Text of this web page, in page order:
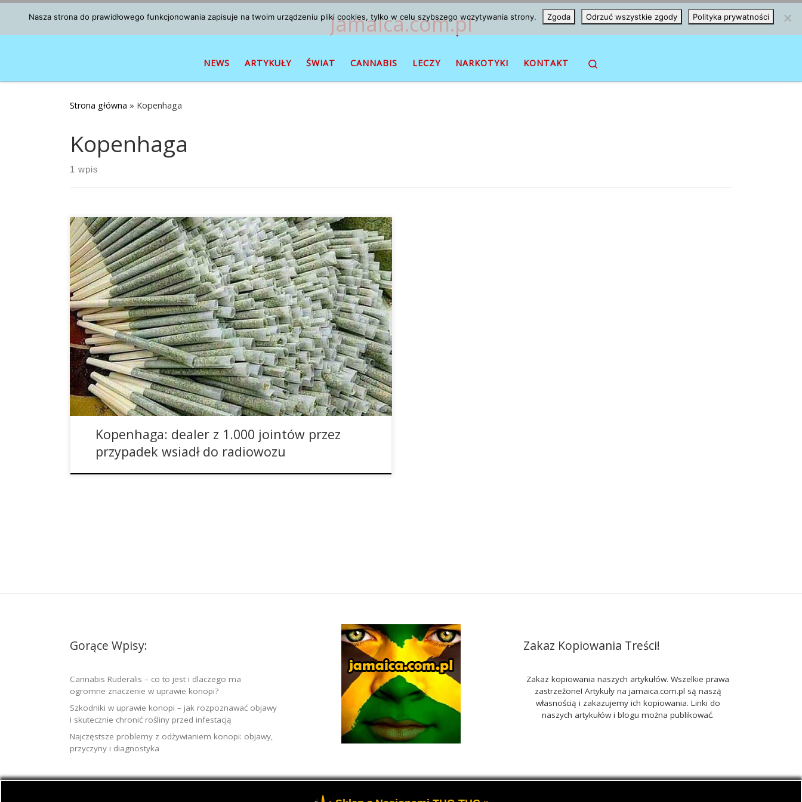
Przejdź do treści Jamaica.com.pl
NEWS ARTYKUŁY ŚWIAT CANNABIS LECZY NARKOTYKI KONTAKT
Strona główna » Kopenhaga
Kopenhaga
1 wpis
Migające niebieskie światło na dachu samochodu? To na pewno taksówka 0
mniej więcej w ten sposób musiał odbyć się tok myślenia pewnego handlarza
marihuany z Kopenhagi. Jednak ledwo co zdążył wsiąść do auta, od razy
wiedział, że nie był to jego najlepszy pomysł. Okazało się, że taksi to nie taksi,
[…]
Kopenhaga: dealer z 1.000 jointów przez
przypadek wsiadł do radiowozu
Gorące Wpisy:
Cannabis Ruderalis – co to jest i dlaczego ma
ogromne znaczenie w uprawie konopi?
Szkodniki w uprawie konopi – jak rozpoznawać objawy
i skutecznie chronić rośliny przed infestacją
Najczęstsze problemy z odżywianiem konopi: objawy,
przyczyny i diagnostyka
Zakaz Kopiowania Treści!
Zakaz kopiowania naszych artykułów. Wszelkie prawa
zastrzeżone! Artykuły na jamaica.com.pl są naszą
własnością i zakazujemy ich kopiowania. Linki do
naszych artykułów i blogu można publikować.
Nasza strona do prawidłowego funkcjonowania zapisuje na twoim urządzeniu pliki cookies, tylko w celu szybszego wczytywania strony. Zgoda Odrzuć wszystkie zgody Polityka prywatności